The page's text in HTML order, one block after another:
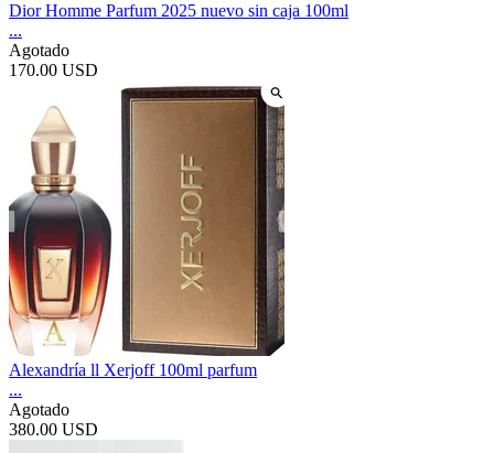
Dior Homme Parfum 2025 nuevo sin caja 100ml
...
Agotado
170.00 USD
Alexandría ll Xerjoff 100ml parfum
...
Agotado
380.00 USD